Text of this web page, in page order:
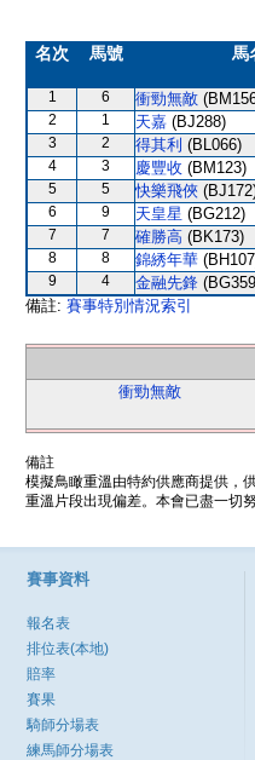
名次 馬號 馬
1 6 衝勁無敵
2 1 天嘉 (BJ288)
3 2 得其利 (BL066)
4 3 慶豐收 (BM123)
5 5 快樂飛俠
6 9 天皇星 (BG212)
7 7 確勝高 (BK173)
8 8 錦綉年華
9 4 金融先鋒
備註: 賽事特別情況索引
衝勁無敵
備註
模擬鳥瞰重溫由特約供應商提供，
重溫片段出現偏差。本會已盡一切
賽事資料
報名表
排位表(本地)
賠率
賽果
騎師分場表
練馬師分場表